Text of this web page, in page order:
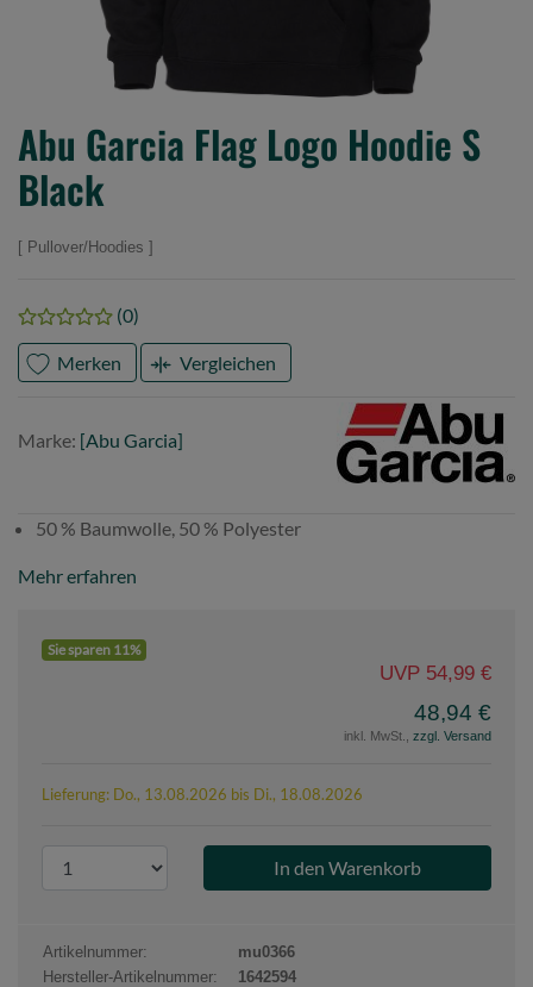
Abu Garcia Flag Logo Hoodie S
Black
Pullover/Hoodies
(0)
Merken Vergleichen
Marke: [Abu Garcia]
Marke
Abu
Garcia
50 % Baumwolle, 50 % Polyester
Mehr erfahren
Sie sparen 11%
UVP 54,99 €
48,94 €
inkl. MwSt., zzgl. Versand
Lieferung: Do., 13.08.2026 bis Di., 18.08.2026
r
d
u
Artikelnummer:
mu0366
Hersteller-Artikelnummer:
1642594